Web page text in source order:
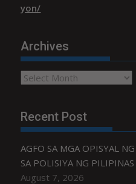
yon/
Archives
Archives
Recent Post
AGFO SA MGA OPISYAL
SA POLISIYA NG
August 7, 2026